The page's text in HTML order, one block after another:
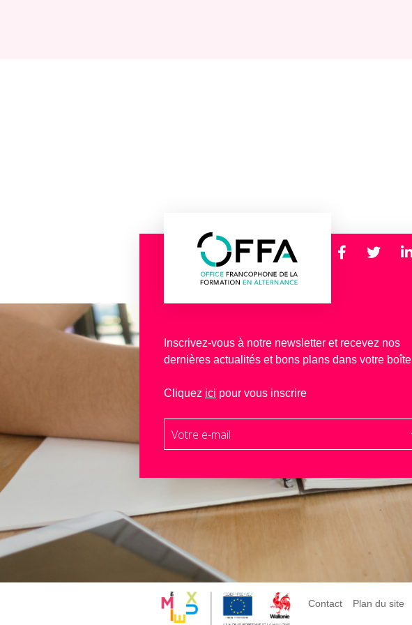
Inscrivez-vous à notre newsletter et recevez nos
dernières actualités et bons plans dans votre boîte
Cliquez ici pour vous inscrire
Contact Plan du site